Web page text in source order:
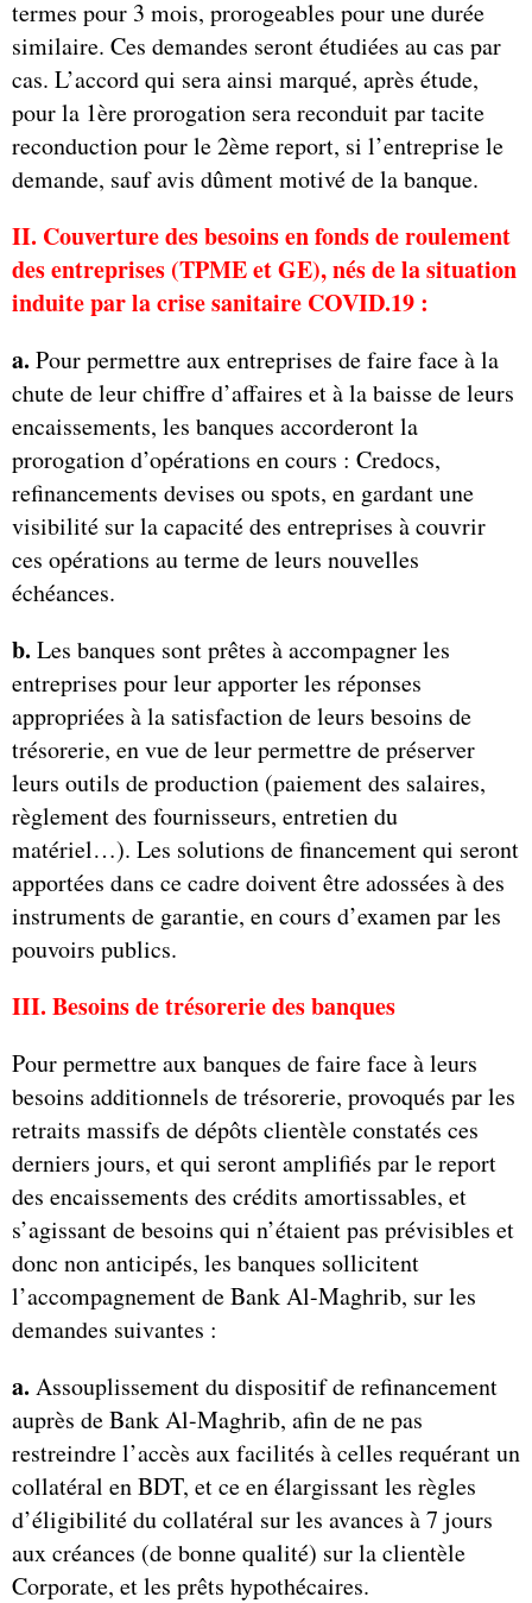
termes pour 3 mois, prorogeables pour une durée
similaire. Ces demandes seront étudiées au cas par
cas. L’accord qui sera ainsi marqué, après étude,
pour la 1ère prorogation sera reconduit par tacite
reconduction pour le 2ème report, si l’entreprise le
demande, sauf avis dûment motivé de la banque.
II. Couverture des besoins en fonds de roulement
des entreprises (TPME et GE), nés de la situation
induite par la crise sanitaire COVID.19 :
a. Pour permettre aux entreprises de faire face à la
chute de leur chiffre d’affaires et à la baisse de leurs
encaissements, les banques accorderont la
prorogation d’opérations en cours : Credocs,
refinancements devises ou spots, en gardant une
visibilité sur la capacité des entreprises à couvrir
ces opérations au terme de leurs nouvelles
échéances.
b. Les banques sont prêtes à accompagner les
entreprises pour leur apporter les réponses
appropriées à la satisfaction de leurs besoins de
trésorerie, en vue de leur permettre de préserver
leurs outils de production (paiement des salaires,
règlement des fournisseurs, entretien du
matériel…). Les solutions de financement qui seront
apportées dans ce cadre doivent être adossées à des
instruments de garantie, en cours d’examen par les
pouvoirs publics.
III. Besoins de trésorerie des banques
Pour permettre aux banques de faire face à leurs
besoins additionnels de trésorerie, provoqués par les
retraits massifs de dépôts clientèle constatés ces
derniers jours, et qui seront amplifiés par le report
des encaissements des crédits amortissables, et
s’agissant de besoins qui n’étaient pas prévisibles et
donc non anticipés, les banques sollicitent
l’accompagnement de Bank Al-Maghrib, sur les
demandes suivantes :
a. Assouplissement du dispositif de refinancement
auprès de Bank Al-Maghrib, afin de ne pas
restreindre l’accès aux facilités à celles requérant un
collatéral en BDT, et ce en élargissant les règles
d’éligibilité du collatéral sur les avances à 7 jours
aux créances (de bonne qualité) sur la clientèle
Corporate, et les prêts hypothécaires.